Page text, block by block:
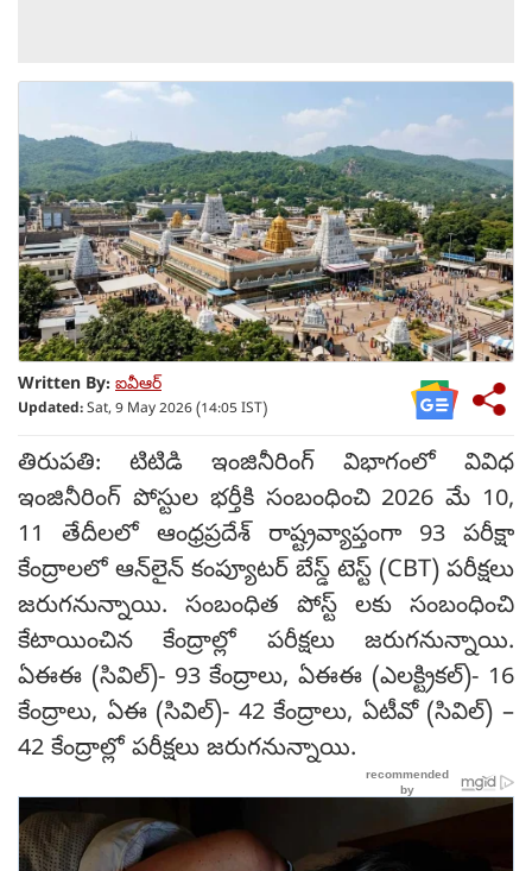
Written By: ఐవీఆర్
Updated:Sat, 9 May 2026 (14:05 IST)
తిరుపతి: టిటిడి ఇంజినీరింగ్ విభాగంలో వివిధ
ఇంజినీరింగ్ పోస్టుల భర్తీకి సంబంధించి 2026 మే 10,
11 తేదీలలో ఆంధ్రప్రదేశ్ రాష్ట్రవ్యాప్తంగా 93 పరీక్షా
కేంద్రాలలో ఆన్‌లైన్ కంప్యూటర్ బేస్డ్ టెస్ట్ (CBT) పరీక్షలు
జరుగనున్నాయి. సంబంధిత పోస్ట్ లకు సంబంధించి
కేటాయించిన కేంద్రాల్లో పరీక్షలు జరుగనున్నాయి.
ఏఈఈ (సివిల్)- 93 కేంద్రాలు, ఏఈఈ (ఎలక్ట్రికల్)- 16
కేంద్రాలు, ఏఈ (సివిల్)- 42 కేంద్రాలు, ఏటీవో (సివిల్) –
42 కేంద్రాల్లో పరీక్షలు జరుగనున్నాయి.